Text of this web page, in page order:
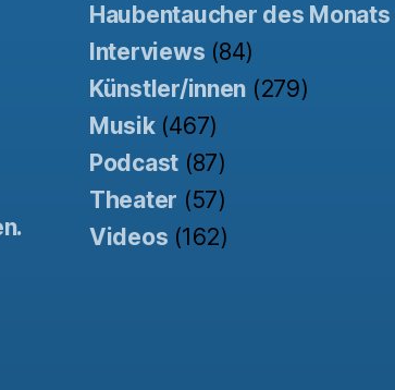
Haubentaucher des Monats
Interviews (84)
Künstler/innen (279)
Musik(467)
Podcast (87)
Theater (57)
Videos (162)